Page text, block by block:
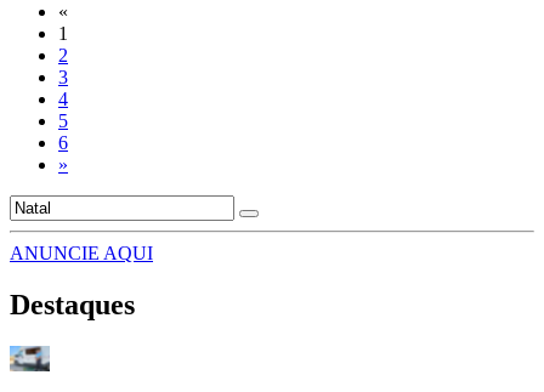
«
1
2
3
4
5
6
»
ANUNCIE AQUI
Destaques